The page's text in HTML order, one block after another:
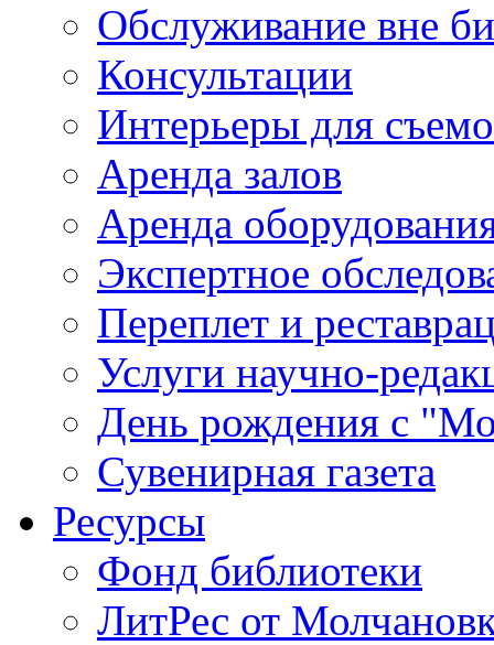
Обслуживание вне
Консультации
Интерьеры для
Аренда залов
Аренда
Экспертное
Переплет и
Услуги научно-
День рождения с
Сувенирная газета
Ресурсы
Фонд библиотеки
ЛитРес от